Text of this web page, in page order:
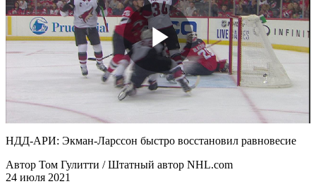
Play
Video
НДД-АРИ: Экман-Ларссон быстро восстановил равновесие
Автор Том Гулитти / Штатный автор NHL.com
24 июля 2021